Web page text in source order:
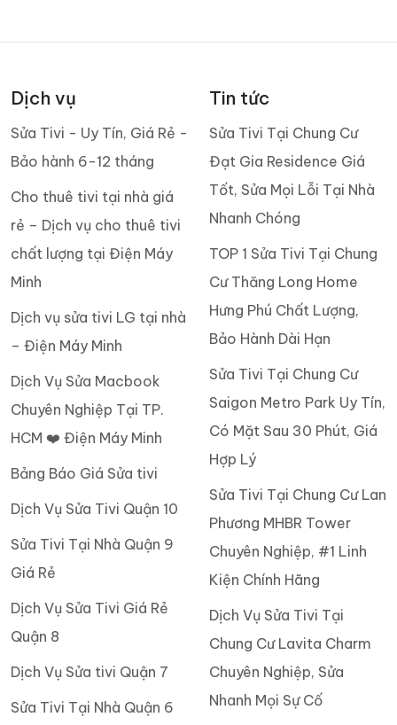
Dịch vụ
Sửa Tivi - Uy Tín, Giá Rẻ -
Bảo hành 6-12 tháng
Cho thuê tivi tại nhà giá
rẻ – Dịch vụ cho thuê tivi
chất lượng tại Điện Máy
Minh
Dịch vụ sửa tivi LG tại nhà
– Điện Máy Minh
Dịch Vụ Sửa Macbook
Chuyên Nghiệp Tại TP.
HCM ❤️ Điện Máy Minh
Bảng Báo Giá Sửa tivi
Dịch Vụ Sửa Tivi Quận 10
Sửa Tivi Tại Nhà Quận 9
Giá Rẻ
Dịch Vụ Sửa Tivi Giá Rẻ
Quận 8
Dịch Vụ Sửa tivi Quận 7
Sửa Tivi Tại Nhà Quận 6
Tin tức
Sửa Tivi Tại Chung Cư
Đạt Gia Residence Giá
Tốt, Sửa Mọi Lỗi Tại Nhà
Nhanh Chóng
TOP 1 Sửa Tivi Tại Chung
Cư Thăng Long Home
Hưng Phú Chất Lượng,
Bảo Hành Dài Hạn
Sửa Tivi Tại Chung Cư
Saigon Metro Park Uy Tín,
Có Mặt Sau 30 Phút, Giá
Hợp Lý
Sửa Tivi Tại Chung Cư Lan
Phương MHBR Tower
Chuyên Nghiệp, #1 Linh
Kiện Chính Hãng
Dịch Vụ Sửa Tivi Tại
Chung Cư Lavita Charm
Chuyên Nghiệp, Sửa
Nhanh Mọi Sự Cố